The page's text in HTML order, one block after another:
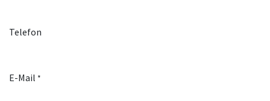
Telefon
E-Mail *